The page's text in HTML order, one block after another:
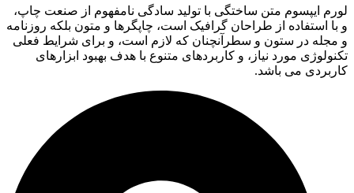
لورم ایپسوم متن ساختگی با تولید سادگی نامفهوم از صنعت چاپ،
و با استفاده از طراحان گرافیک است، چاپگرها و متون بلکه روزنامه
و مجله در ستون و سطرآنچنان که لازم است، و برای شرایط فعلی
تکنولوژی مورد نیاز، و کاربردهای متنوع با هدف بهبود ابزارهای
کاربردی می باشد.